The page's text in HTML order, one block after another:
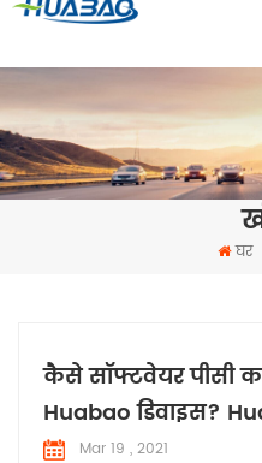
घर
कैसे सॉफ्टवेयर पीसी
Huabao डिवाइस?
Mar 19 , 2021